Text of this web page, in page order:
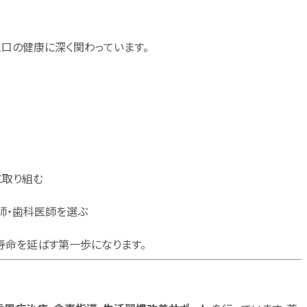
健康に深く関わっています。
り組む
・歯科医師を選ぶ
を延ばす第一歩になります。